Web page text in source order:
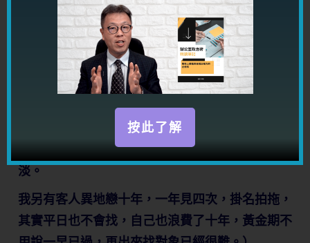
了，可能是多線發展或已有另一半，那並沒有太可
惜，因為那男生是星期一至五在內地工作，我亦沒
有對他了解非常深入，所以女生們真的不用太認
（龍師傅註：真誠當然是好，但星期一至五都到內
地長期工作，即使一起也沒有很大意思，因為見面
太少，很難去深入了解，即使拍拖，感情也會很
淡。
​我另有客人異地戀十年，一年見四次，掛名拍拖，
其實平日也不會找，自己也浪費了十年，黃金期不
按此了解